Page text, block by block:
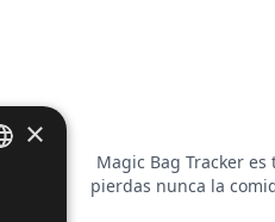
Magic Bag Tracker
pierdas nunca la
×